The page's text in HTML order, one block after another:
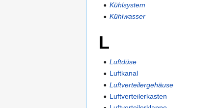
Kühlsystem
Kühlwasser
L
Luftdüse
Luftkanal
Luftverteilergehäuse
Luftverteilerkasten